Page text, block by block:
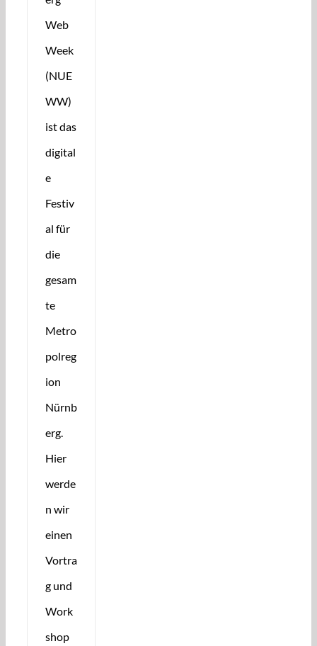
Web
Week
(NUE
WW)
ist das
digital
e
Festiv
al für
die
gesam
te
Metro
polreg
ion
Nürnb
erg.
Hier
werde
n wir
einen
Vortra
g und
Work
shop